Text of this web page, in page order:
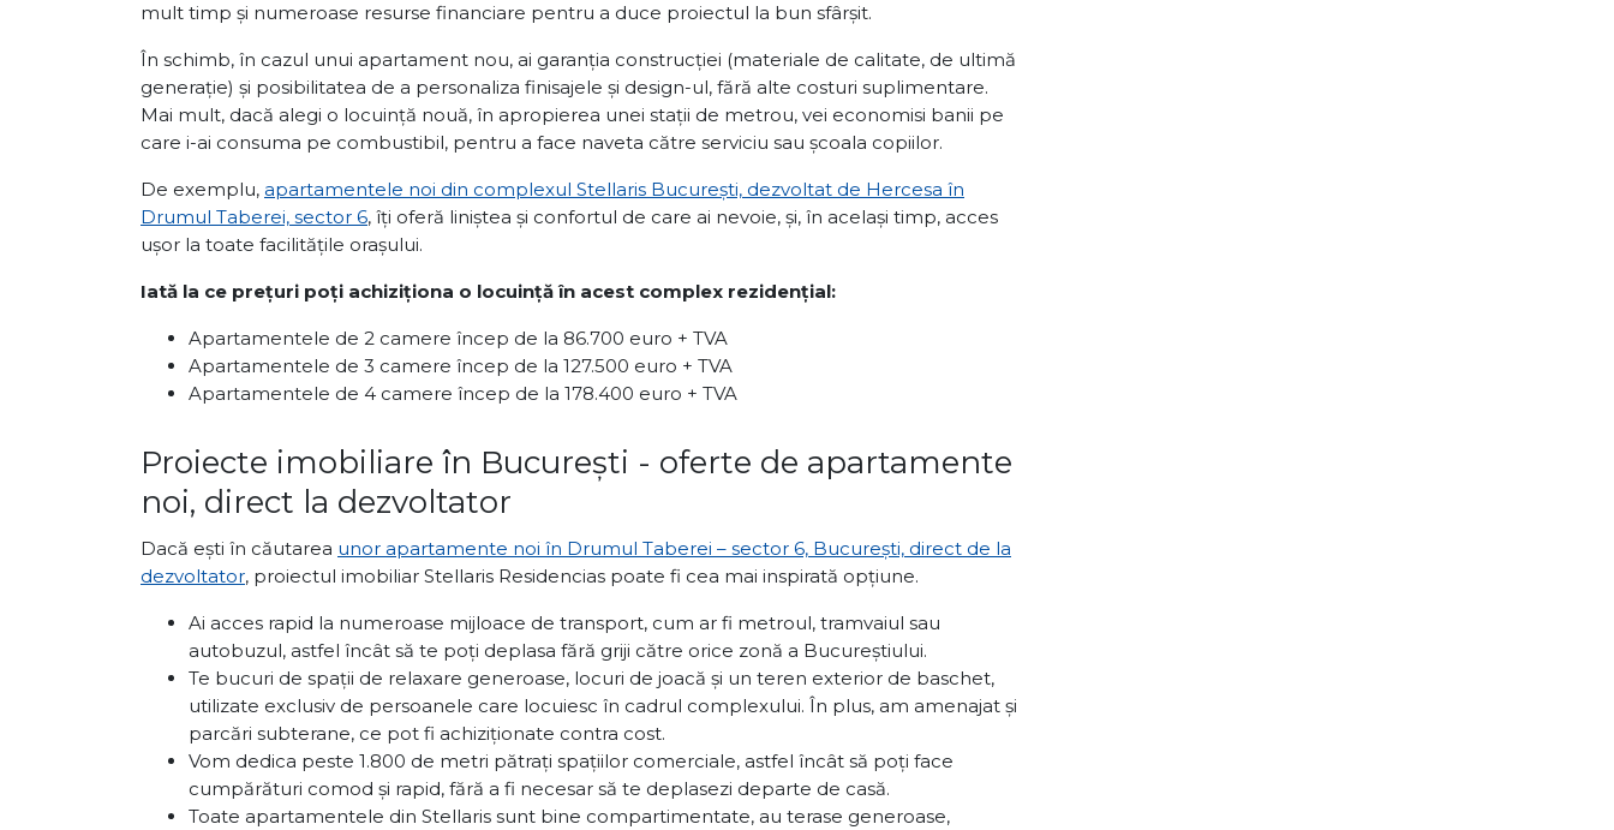
mult timp și numeroase resurse financiare pentru a duce proiectul la bun sfârșit.
În schimb, în cazul unui apartament nou, ai garanția construcției (materiale de calitate, de ultimă
generație) și posibilitatea de a personaliza finisajele și design-ul, fără alte costuri suplimentare.
Mai mult, dacă alegi o locuință nouă, în apropierea unei stații de metrou, vei economisi banii pe
care i-ai consuma pe combustibil, pentru a face naveta către serviciu sau școala copiilor.
De exemplu, apartamentele noi din complexul Stellaris București, dezvoltat de Hercesa în
Drumul Taberei, sector 6, îți oferă liniștea și confortul de care ai nevoie, și, în același timp, acces
ușor la toate facilitățile orașului.
Iată la ce prețuri poți achiziționa o locuință în acest complex rezidențial:
Apartamentele de 2 camere încep de la 86.700 euro + TVA
Apartamentele de 3 camere încep de la 127.500 euro + TVA
Apartamentele de 4 camere încep de la 178.400 euro + TVA
Proiecte imobiliare în București - oferte de apartamente
noi, direct la dezvoltator
Dacă ești în căutarea unor apartamente noi în Drumul Taberei – sector 6, București, direct de la
dezvoltator, proiectul imobiliar Stellaris Residencias poate fi cea mai inspirată opțiune.
Ai acces rapid la numeroase mijloace de transport, cum ar fi metroul, tramvaiul sau
autobuzul, astfel încât să te poți deplasa fără griji către orice zonă a Bucureștiului.
Te bucuri de spații de relaxare generoase, locuri de joacă și un teren exterior de baschet,
utilizate exclusiv de persoanele care locuiesc în cadrul complexului. În plus, am amenajat și
parcări subterane, ce pot fi achiziționate contra cost.
Vom dedica peste 1.800 de metri pătrați spațiilor comerciale, astfel încât să poți face
cumpărături comod și rapid, fără a fi necesar să te deplasezi departe de casă.
Toate apartamentele din Stellaris sunt bine compartimentate, au terase generoase,